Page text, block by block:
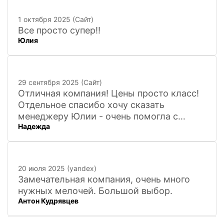
1 октября 2025 (Сайт)
Все просто супер!!
Юлия
29 сентября 2025 (Сайт)
Отличная компания! Цены просто класс!
Отдельное спасибо хочу сказать
менеджеру Юлии - очень помогла с
покупкой и доставкой сувенирных
фигурок! Буду ждать новинок и покупать
Надежда
20 июля 2025 (yandex)
Замечательная компания, очень много
нужных мелочей. Большой выбор.
Антон Кудрявцев